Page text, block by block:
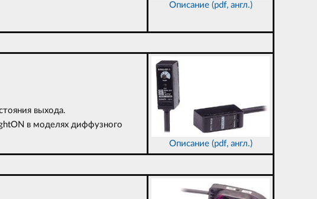
Описание (pdf, англ.)
выхода.
в моделях диффузного
Описание (pdf, англ.)